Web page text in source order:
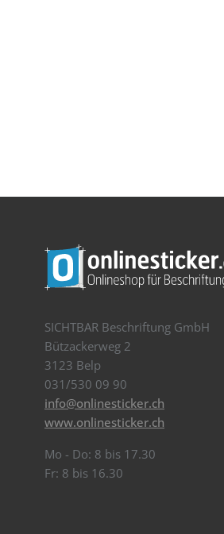
SICHTBAR Beschriftung GmbH
Bützackerweg 2
3123 Belp
031/530 09 90
info@onlinesticker.ch
www.onlinesticker.ch
Mo - Do: 8 bis 17.30
Fr: 8 bis 16.30